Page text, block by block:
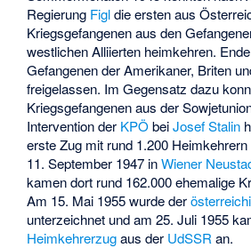
Regierung Figldie ersten aus
Kriegsgefangenen aus den
westlichen Alliierten heimkehren.
Gefangenen der Amerikaner, Briten
freigelassen. Im Gegensatz dazu
Kriegsgefangenen aus der
Intervention der KPÖbeiJosef Stalin
erste Zug mit rund 1.200
11. September 1947 inWiener
kamen dort rund 162.000 ehemalige
Am 15. Mai 1955 wurde der
unterzeichnet und am 25. Juli 1955
Heimkehrerzugaus der UdSSR an.